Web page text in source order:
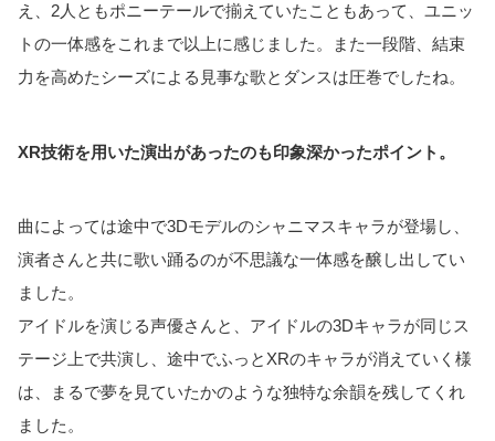
え、2人ともポニーテールで揃えていたこともあって、ユニッ
トの一体感をこれまで以上に感じました。また一段階、結束
力を高めたシーズによる見事な歌とダンスは圧巻でしたね。
XR技術を用いた演出があったのも印象深かったポイント。
曲によっては途中で3Dモデルのシャニマスキャラが登場し、
演者さんと共に歌い踊るのが不思議な一体感を醸し出してい
ました。
アイドルを演じる声優さんと、アイドルの3Dキャラが同じス
テージ上で共演し、途中でふっとXRのキャラが消えていく様
は、まるで夢を見ていたかのような独特な余韻を残してくれ
ました。